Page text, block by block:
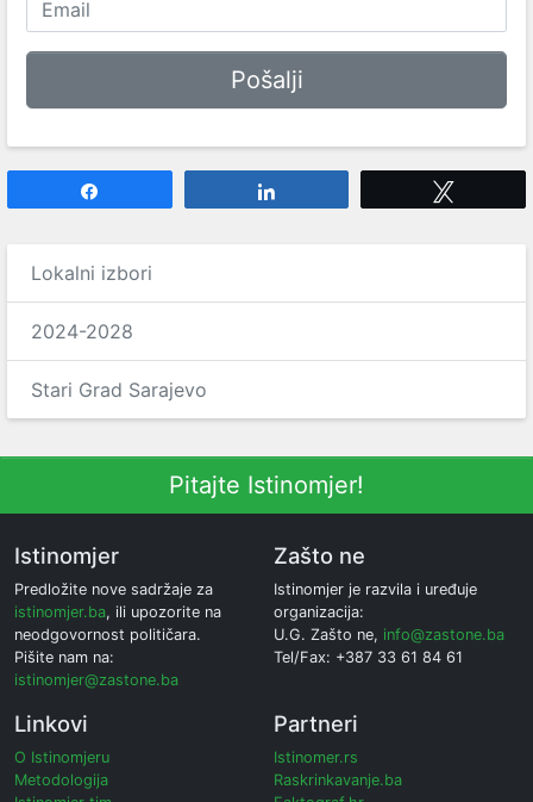
Lokalni izbori
2024-2028
Stari Grad Sarajevo
Pitajte Istinomjer!
Istinomjer
Predložite nove sadržaje za
istinomjer.ba, ili upozorite na
neodgovornost političara.
Pišite nam na:
istinomjer@zastone.ba
Zašto ne
Istinomjer je razvila i uređuje
organizacija:
U.G. Zašto ne, info@zastone.ba
Tel/Fax: +387 33 61 84 61
Linkovi
O Istinomjeru
Metodologija
Partneri
Istinomer.rs
Raskrinkavanje.ba